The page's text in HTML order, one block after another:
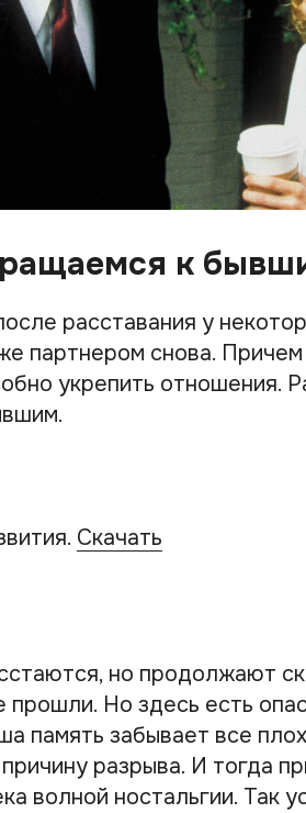
к
расставания у
партнером снова.
укрепить отношения.
Скачать
но продолжают
прошли. Но здесь есть
память забывает все
разрыва. И тогда
волной ностальгии. Так